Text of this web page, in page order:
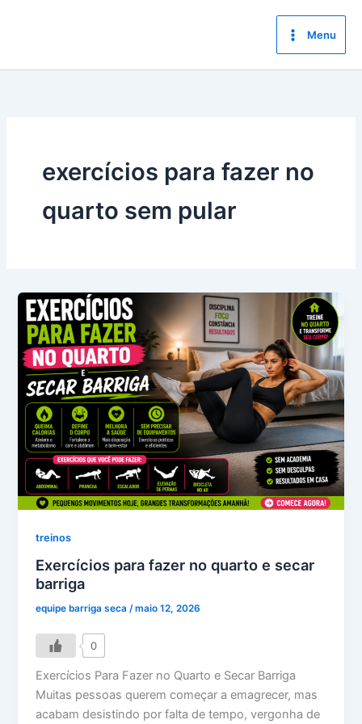
conteúdo
Menu
exercícios para fazer no
quarto sem pular
treinos
Exercícios para fazer no quarto e secar
barriga
equipe barriga seca/maio 12, 2026
0
Exercícios Para Fazer no Quarto e Secar Barriga
Muitas pessoas querem começar a emagrecer, mas
acabam desistindo por falta de tempo, vergonha de